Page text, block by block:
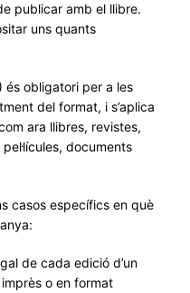
publicar amb el llibre.
uns quants
és obligatori per a les
del format, i s’aplica
ara llibres, revistes,
documents
casos específics en què
de cada edició d’un
o en format